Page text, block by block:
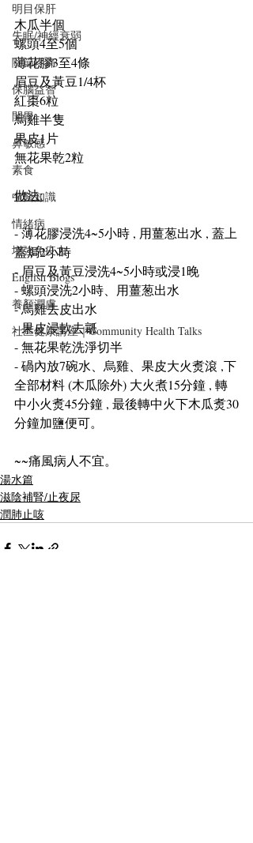
明目保肝
失眠/神經衰弱
關節疼痛
保腦益智
開胃
鼻敏感
素食
中醫知識
情緒病
增強免疫力
English Blogs
養顏潤膚
社區健康講座｜Community Health Talks
木瓜半個
螺頭4至5個
薄花膠3至4條
眉豆及黃豆1/4杯
紅棗6粒
烏雞半隻
果皮1片
無花果乾2粒
做法:
- 薄花膠浸洗4~5小時 , 用薑葱出水 , 蓋上
蓋焗2小時
- 眉豆及黃豆浸洗4~5小時或浸1晚
- 螺頭浸洗2小時、用薑葱出水
- 烏雞去皮出水
- 果皮浸軟去瓤
- 無花果乾洗淨切半
- 碢內放7碗水、烏雞、果皮大火煑滾 ,下
全部材料 (木瓜除外) 大火煮15分鐘 , 轉
中小火煑45分鐘 , 最後轉中火下木瓜煑30
分鐘加鹽便可。
~~痛風病人不宜。
湯水篇
滋陰補腎/止夜尿
潤肺止咳